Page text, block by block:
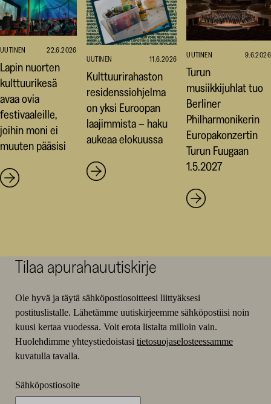
UUTINEN 22.6.2026
Lapin nuorten
kulttuurikesä
avaa ovia
festivaaleille,
joihin moni ei
muuten pääsisi
UUTINEN 11.6.2026
Kulttuurirahaston
residenssiohjelma
on yksi Euroopan
laajimmista – haku
aukeaa elokuussa
UUTINEN 9.6.2026
Turun
musiikkijuhlat tuo
Berliner
Philharmonikerin
Europakonzertin
Turun Fuugaan
1.5.2027
Tilaa apurahauutiskirje
Ole hyvä ja täytä sähköpostiosoitteesi liittyäksesi
postituslistalle. Lähetämme uutiskirjeemme sähköpostiisi noin
kuusi kertaa vuodessa. Voit erota listalta milloin vain.
Huolehdimme yhteystiedoistasi tietosuojaselosteessamme
kuvatulla tavalla.
Sähköpostiosoite